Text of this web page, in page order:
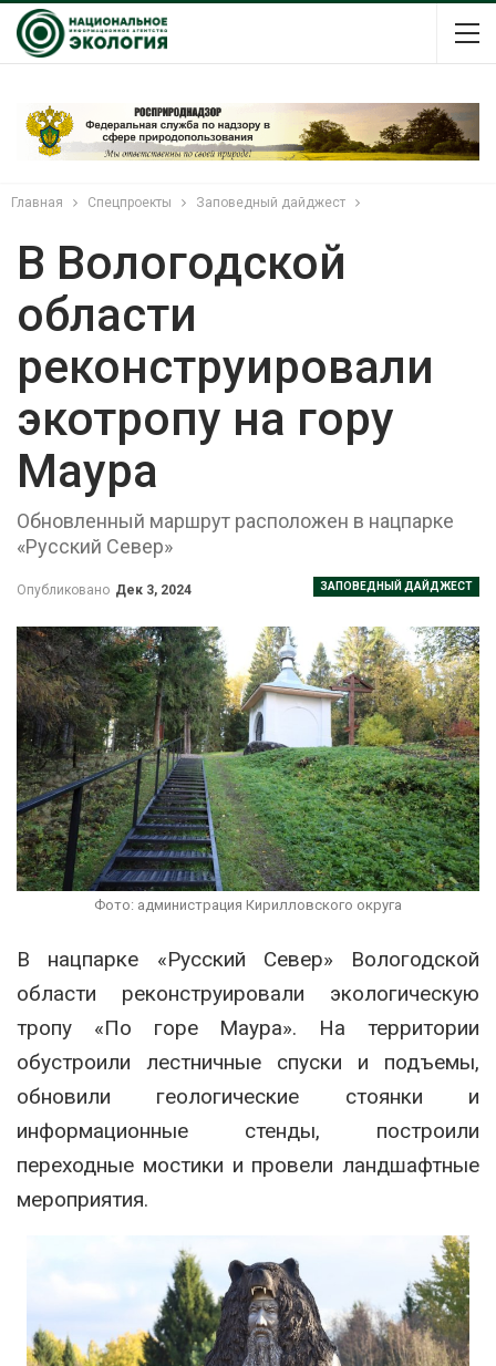
Главная Спецпроекты Заповедный дайджест
В Вологодской
области
реконструировали
экотропу на гору
Маура
Обновленный маршрут расположен в нацпарке
«Русский Север»
ЗАПОВЕДНЫЙ ДАЙДЖЕСТ
Опубликовано Дек 3, 2024
Фото: администрация Кирилловского округа
В нацпарке «Русский Север» Вологодской
области реконструировали экологическую
тропу «По горе Маура». На территории
обустроили лестничные спуски и подъемы,
обновили геологические стоянки и
информационные стенды, построили
переходные мостики и провели ландшафтные
мероприятия.